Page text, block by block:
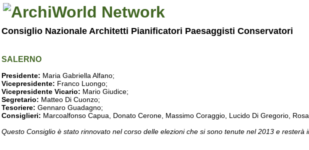
Consiglio Nazionale Architetti Pianificatori Paesaggisti Conservatori
SALERNO
Presidente: Maria Gabriella Alfano;
Vicepresidente: Franco Luongo;
Vicepresidente Vicario: Mario Giudice;
Segretario: Matteo Di Cuonzo;
Tesoriere: Gennaro Guadagno;
Consiglieri: Marcoalfonso Capua, Donato Cerone, Massimo Coraggio, Lucido Di Gregorio,
Questo Consiglio è stato rinnovato nel corso delle elezioni che si sono tenute nel 2013 e resterà